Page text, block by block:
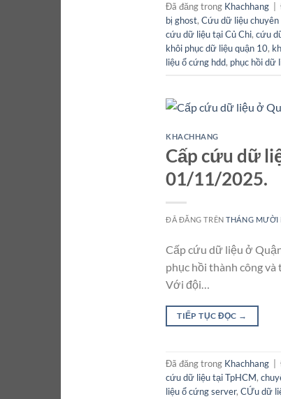
Đã đăng trong Khachhang
bị ghost, Cứu dữ liệu chuyên
cứu dữ liệu tại Củ Chi, cứu
khôi phục dữ liệu quận 10,
liệu ổ cứng hdd, phục hồi dữ
KHACHHANG
Cấp cứu dữ
01/11/2025.
ĐÃ ĐĂNG TRÊNTHÁNG MƯỜI
Cấp cứu dữ liệu ở
phục hồi thành công
Với đội…
TIẾP TỤC ĐỌC →
Đã đăng trong Khachhang
cứu dữ liệu tại TpHCM,
liệu ổ cứng server, CỨu dữ